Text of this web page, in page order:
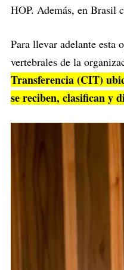
HOP. Además, en Brasil
Para llevar adelante esta
vertebrales de la
Transferencia (CIT)
se reciben, clasifican y